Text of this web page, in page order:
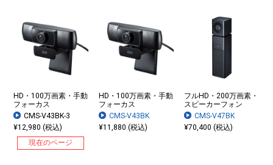
HD・100万画素・手動
フォーカス
CMS-V43BK-3
¥12,980 (税込)
現在のページ
HD・100万画素・手動
フォーカス
CMS-V43BK
¥11,880 (税込)
フルHD・200万画素・
スピーカーフォン
CMS-V47BK
¥70,400 (税込)